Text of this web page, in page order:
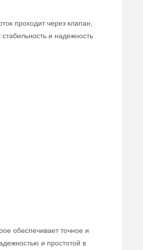
проходит через клапан,
и надежность
обеспечивает точное и
и простотой в